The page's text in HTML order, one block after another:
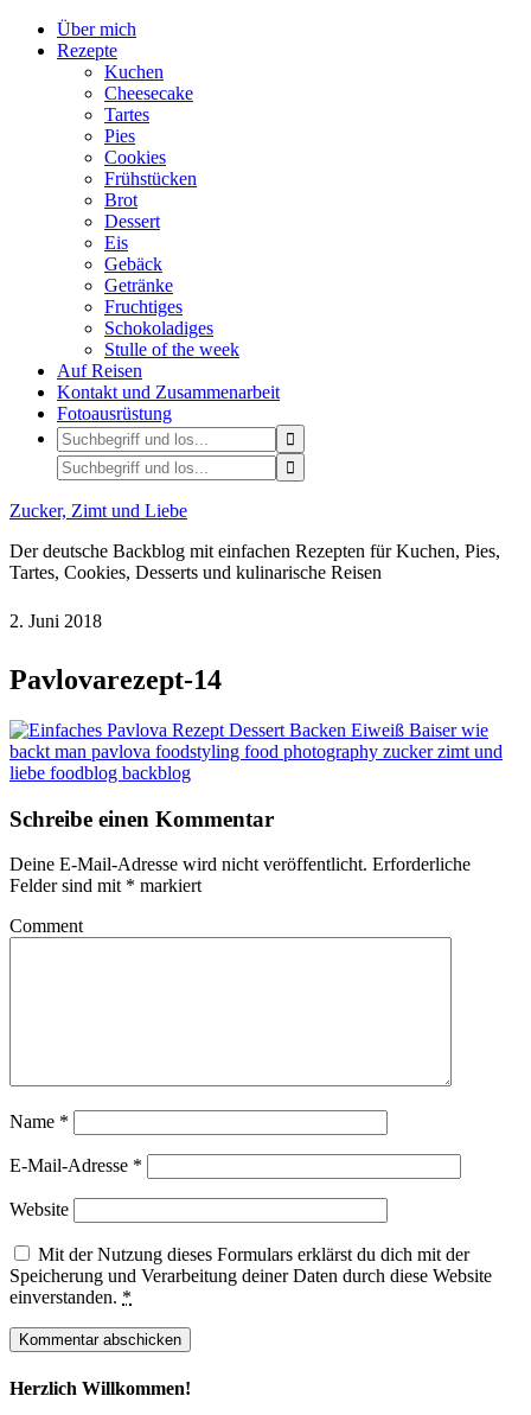
Über mich
Rezepte
Kuchen
Cheesecake
Tartes
Pies
Cookies
Frühstücken
Brot
Dessert
Eis
Gebäck
Getränke
Fruchtiges
Schokoladiges
Stulle of the week
Auf Reisen
Kontakt und Zusammenarbeit
Fotoausrüstung
Zucker, Zimt und Liebe
Der deutsche Backblog mit einfachen Rezepten für Kuchen, Pies,
Tartes, Cookies, Desserts und kulinarische Reisen
2. Juni 2018
Pavlovarezept-14
Schreibe einen Kommentar
Deine E-Mail-Adresse wird nicht veröffentlicht. Erforderliche
Felder sind mit * markiert
Comment
Name *
E-Mail-Adresse *
Website
Mit der Nutzung dieses Formulars erklärst du dich mit der
Speicherung und Verarbeitung deiner Daten durch diese Website
einverstanden. *
Herzlich Willkommen!